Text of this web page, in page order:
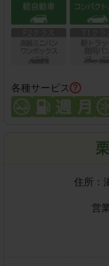
各種サービス
住所：
営